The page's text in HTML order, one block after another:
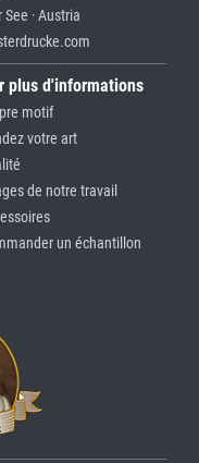
· Austria
plus d'informations
motif
votre art
de notre travail
un échantillon